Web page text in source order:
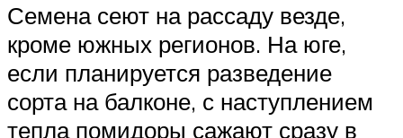
Семена сеют на рассаду везде,
кроме южных регионов. На юге,
если планируется разведение
сорта на балконе, с наступлением
тепла помидоры сажают сразу в